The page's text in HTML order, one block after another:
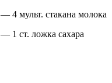
— 4 мульт. стакана молока
— 1 ст. ложка сахара